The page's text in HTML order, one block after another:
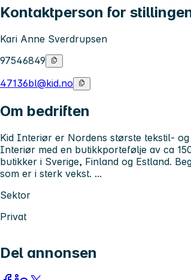
Kontaktperson for
Kari Anne Sverdrupsen
97546849
47136bl@kid.no
Om bedriften
Kid Interiør er Nordens største tekstil-
Interiør med en butikkportefølje av ca
butikker i Sverige, Finland og Estland.
som er i sterk vekst. ...
Sektor
Privat
Del annonsen